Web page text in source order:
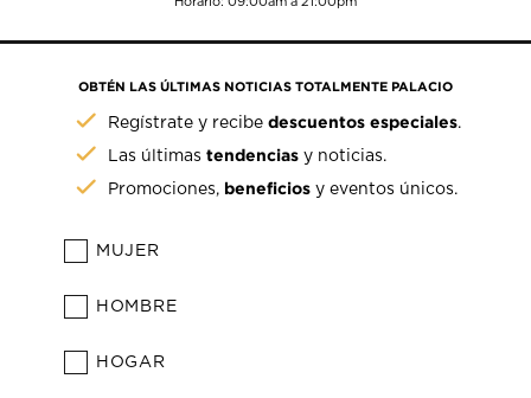
OBTÉN LAS ÚLTIMAS NOTICIAS TOTALMENTE PALACIO
Regístrate y recibedescuentos especiales.
Las últimastendencias y noticias.
Promociones, beneficios y eventos únicos.
MUJER
HOMBRE
HOGAR